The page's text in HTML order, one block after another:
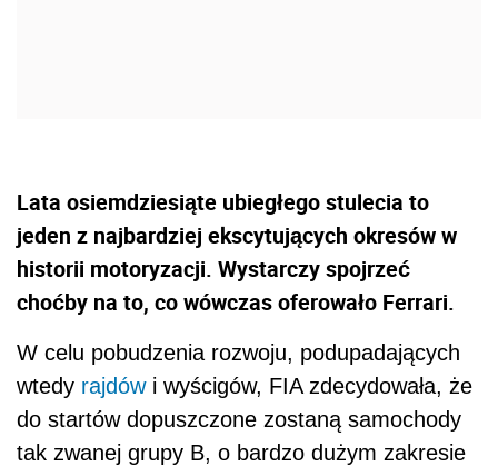
Lata osiemdziesiąte ubiegłego stulecia to
jeden z najbardziej ekscytujących okresów w
historii motoryzacji. Wystarczy spojrzeć
choćby na to, co wówczas oferowało Ferrari.
W celu pobudzenia rozwoju, podupadających
wtedy rajdówi wyścigów, FIA zdecydowała, że
do startów dopuszczone zostaną samochody
tak zwanej grupy B, o bardzo dużym zakresie